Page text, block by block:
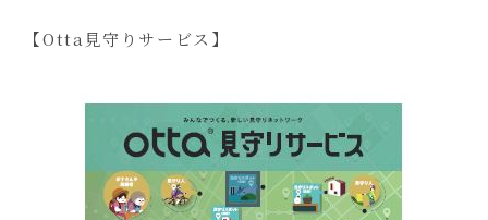
【Otta見守りサービス】